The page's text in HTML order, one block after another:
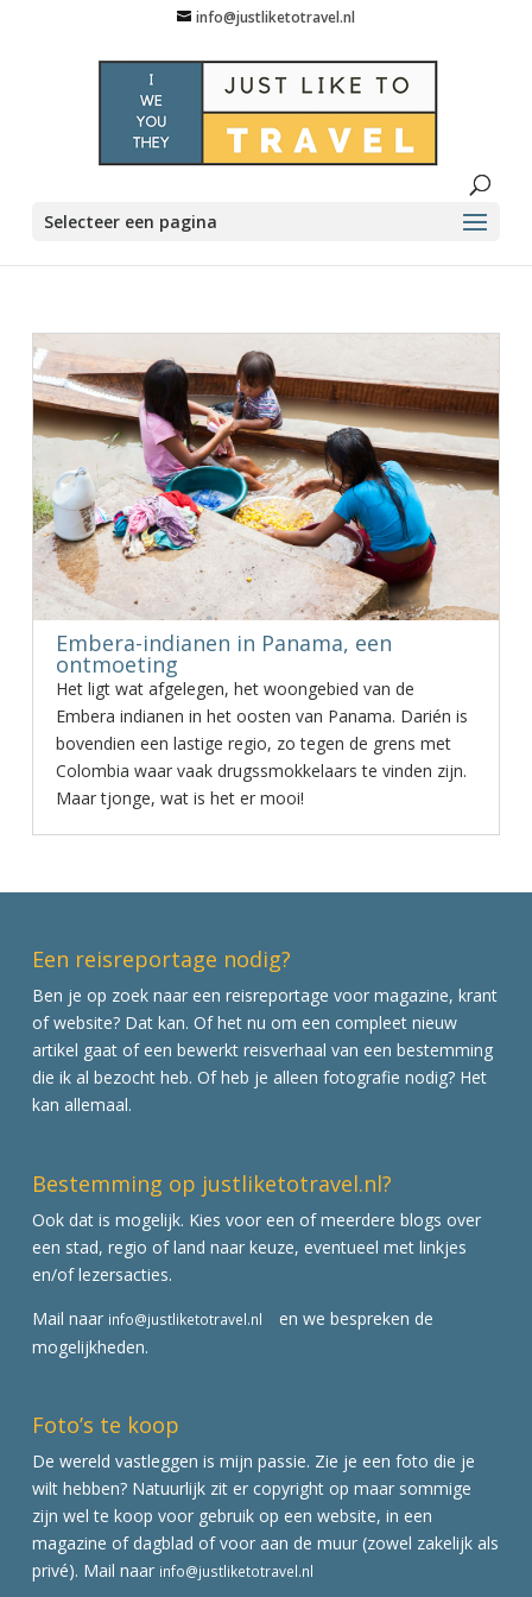
info@justliketotravel.nl
Selecteer een pagina
Embera-indianen in Panama, een
ontmoeting
Het ligt wat afgelegen, het woongebied van de
Embera indianen in het oosten van Panama. Darién is
bovendien een lastige regio, zo tegen de grens met
Colombia waar vaak drugssmokkelaars te vinden zijn.
Maar tjonge, wat is het er mooi!
Een reisreportage nodig?
Ben je op zoek naar een reisreportage voor magazine, krant
of website? Dat kan. Of het nu om een compleet nieuw
artikel gaat of een bewerkt reisverhaal van een bestemming
die ik al bezocht heb. Of heb je alleen fotografie nodig? Het
kan allemaal.
Bestemming op justliketotravel.nl?
Ook dat is mogelijk. Kies voor een of meerdere blogs over
een stad, regio of land naar keuze, eventueel met linkjes
en/of lezersacties.
Mail naar info@justliketotravel.nl
en we bespreken de
mogelijkheden.
Foto’s te koop
De wereld vastleggen is mijn passie. Zie je een foto die je
wilt hebben? Natuurlijk zit er copyright op maar sommige
zijn wel te koop voor gebruik op een website, in een
magazine of dagblad of voor aan de muur (zowel zakelijk als
privé). Mail naar info@justliketotravel.nl